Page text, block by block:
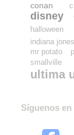
conan
disney
halloween
indiana jones
mr potato
smallville
ultima
Síguenos en